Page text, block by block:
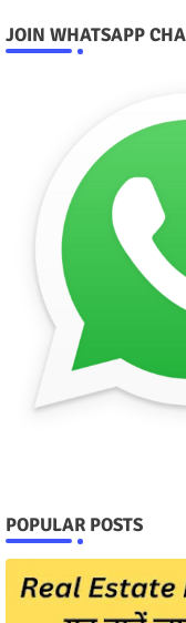
JOIN WHATSAPP
POPULAR POSTS